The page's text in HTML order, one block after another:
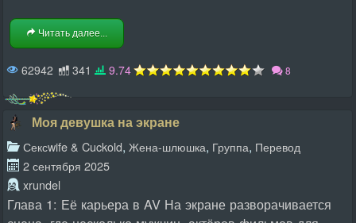
Читать далее...
62942 341 9.74 8
Моя девушка на экране
Сексwife & Cuckold, Жена-шлюшка, Группа, Перевод
2 сентября 2025
xrundel
Глава 1: Её карьера в AV На экране разворачивается